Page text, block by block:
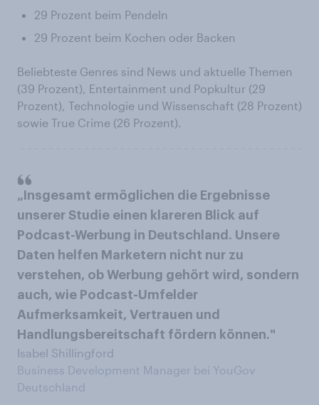
29 Prozent beim Pendeln
29 Prozent beim Kochen oder Backen
Beliebteste Genres sind News und aktuelle Themen
(39 Prozent), Entertainment und Popkultur (29
Prozent), Technologie und Wissenschaft (28 Prozent)
sowie True Crime (26 Prozent).
„Insgesamt ermöglichen die Ergebnisse
unserer Studie einen klareren Blick auf
Podcast-Werbung in Deutschland. Unsere
Daten helfen Marketern nicht nur zu
verstehen, ob Werbung gehört wird, sondern
auch, wie Podcast-Umfelder
Aufmerksamkeit, Vertrauen und
Handlungsbereitschaft fördern können."
Isabel Shillingford
Business Development Manager bei YouGov
Deutschland